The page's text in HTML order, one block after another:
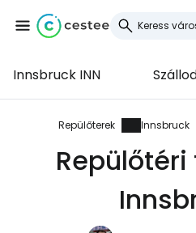
Innsbruck INN
Repülőterek Innsbruck
Cestee-be
... az utazási közösség